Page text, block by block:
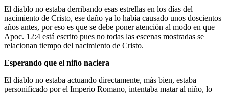
El diablo no estaba derribando esas estrellas en los días del
nacimiento de Cristo, ese daño ya lo había causado unos doscientos
años antes, por eso es que se debe poner atención al modo en que
Apoc. 12:4 está escrito pues no todas las escenas mostradas se
relacionan tiempo del nacimiento de Cristo.
Esperando que el niño naciera
El diablo no estaba actuando directamente, más bien, estaba
personificado por el Imperio Romano, intentaba matar al niño, lo